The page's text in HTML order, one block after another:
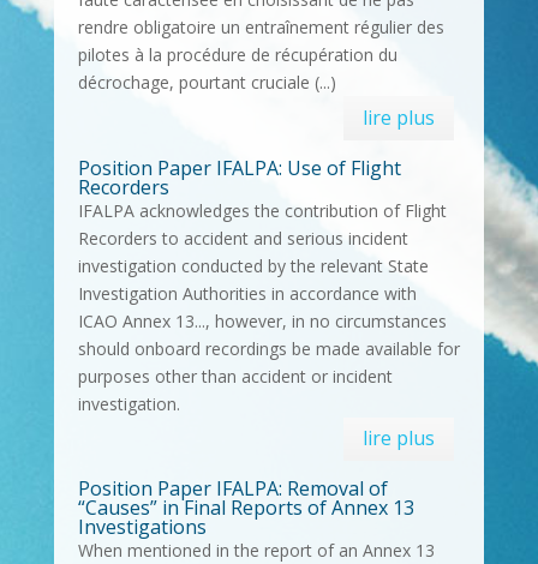
rendre obligatoire un entraînement régulier des
pilotes à la procédure de récupération du
décrochage, pourtant cruciale (...)
lire plus
Position Paper IFALPA: Use of Flight
Recorders
IFALPA acknowledges the contribution of Flight
Recorders to accident and serious incident
investigation conducted by the relevant State
Investigation Authorities in accordance with
ICAO Annex 13..., however, in no circumstances
should onboard recordings be made available for
purposes other than accident or incident
investigation.
lire plus
Position Paper IFALPA: Removal of
“Causes” in Final Reports of Annex 13
Investigations
When mentioned in the report of an Annex 13